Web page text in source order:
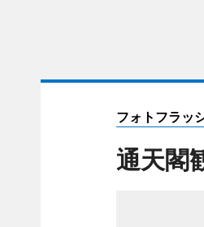
フォトフラッ
通天閣